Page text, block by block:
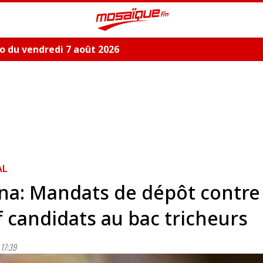
du vendredi 7 août 2026
Mandats de dépôt contre
candidats au bac tricheurs